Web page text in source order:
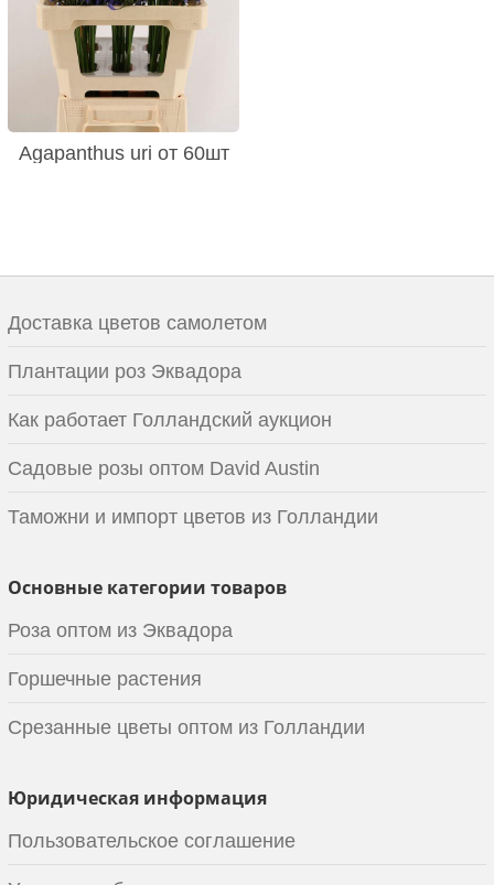
Agapanthus uri от 60шт
Доставка цветов самолетом
Плантации роз Эквадора
Как работает Голландский аукцион
Садовые розы оптом David Austin
Таможни и импорт цветов из Голландии
Основные категории товаров
Роза оптом из Эквадора
Горшечные растения
Срезанные цветы оптом из Голландии
Юридическая информация
Пользовательское соглашение